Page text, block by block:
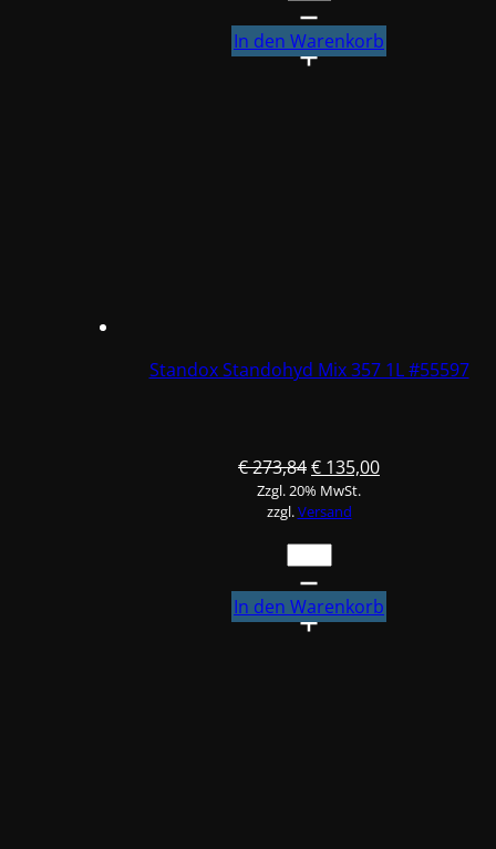
Standohyd
Mix
329
In den Warenkorb
Standox Standohyd Mix 357 1L #55597
€273,84Ursprünglicher
Preis
war:
€ 273,84
€ 135,00Aktueller
Zzgl. 20% MwSt.
zzgl.Versand
Standox
Standohyd
Mix
357
In den Warenkorb